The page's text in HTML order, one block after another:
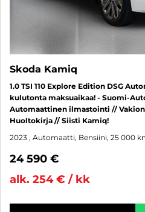
Skoda Kamiq
1.0 TSI 110 Explore Edition DSG
kulutonta maksuaikaa! - Suomi-
Automaattinen ilmastointi //
Huoltokirja // Siisti Kamiq!
2023 , Automaatti, Bensiini, 25 000
24 590 €
alk. 254 € / kk